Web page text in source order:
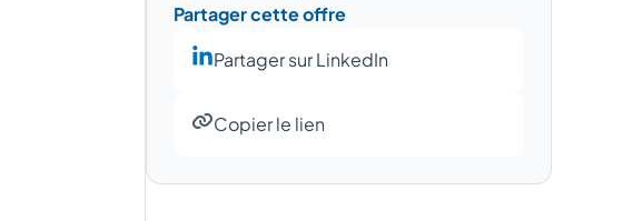
Partager cette offre
Partager sur LinkedIn
Copier le lien